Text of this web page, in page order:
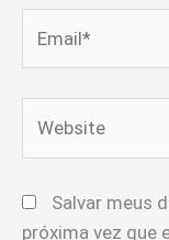
Salvar meus
próxima vez que